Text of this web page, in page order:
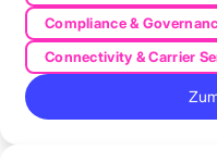
Compliance &
Connectivity & Carrier